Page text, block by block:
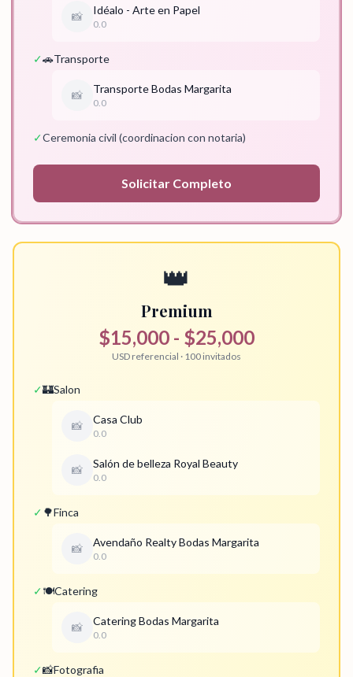
📸 Idéalo - Arte en Papel
0.0
✓🚗Transporte
📸 Transporte Bodas Margarita
0.0
✓Ceremonia civil (coordinacion con notaria)
Solicitar Completo
👑
Premium
$15,000 - $25,000
USD referencial · 100 invitados
✓🏰Salon
📸 Casa Club
0.0
📸 Salón de belleza Royal Beauty
0.0
✓ 🌳Finca
📸 Avendaño Realty Bodas Margarita
0.0
✓🍽️Catering
📸 Catering Bodas Margarita
0.0
✓📸Fotografia